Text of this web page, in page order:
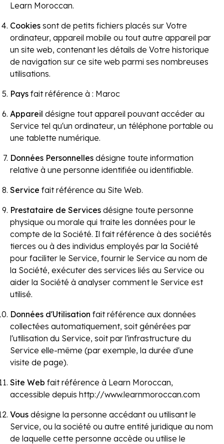
Learn Moroccan.
Cookies sont de petits fichiers placés sur Votre
ordinateur, appareil mobile ou tout autre appareil par
un site web, contenant les détails de Votre historique
de navigation sur ce site web parmi ses nombreuses
utilisations.
Pays fait référence à : Maroc
Appareil désigne tout appareil pouvant accéder au
Service tel qu'un ordinateur, un téléphone portable ou
une tablette numérique.
Données Personnelles désigne toute information
relative à une personne identifiée ou identifiable.
Service fait référence au Site Web.
Prestataire de Services désigne toute personne
physique ou morale qui traite les données pour le
compte de la Société. Il fait référence à des sociétés
tierces ou à des individus employés par la Société
pour faciliter le Service, fournir le Service au nom de
la Société, exécuter des services liés au Service ou
aider la Société à analyser comment le Service est
utilisé.
Données d'Utilisation fait référence aux données
collectées automatiquement, soit générées par
l'utilisation du Service, soit par l'infrastructure du
Service elle-même (par exemple, la durée d'une
visite de page).
Site Web fait référence à Learn Moroccan,
accessible depuis http://www.learnmoroccan.com
Vous désigne la personne accédant ou utilisant le
Service, ou la société ou autre entité juridique au nom
de laquelle cette personne accède ou utilise le